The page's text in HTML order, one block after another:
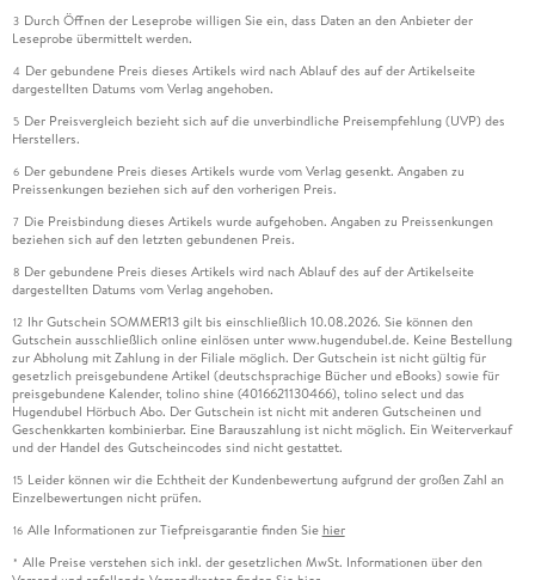
3 Durch Öffnen der Leseprobe willigen Sie ein, dass Daten an den Anbieter der
Leseprobe übermittelt werden.
4 Der gebundene Preis dieses Artikels wird nach Ablauf des auf der Artikelseite
dargestellten Datums vom Verlag angehoben.
5 Der Preisvergleich bezieht sich auf die unverbindliche Preisempfehlung (UVP) des
Herstellers.
6 Der gebundene Preis dieses Artikels wurde vom Verlag gesenkt. Angaben zu
Preissenkungen beziehen sich auf den vorherigen Preis.
7 Die Preisbindung dieses Artikels wurde aufgehoben. Angaben zu Preissenkungen
beziehen sich auf den letzten gebundenen Preis.
8 Der gebundene Preis dieses Artikels wird nach Ablauf des auf der Artikelseite
dargestellten Datums vom Verlag angehoben.
12 Ihr Gutschein SOMMER13 gilt bis einschließlich 10.08.2026. Sie können den
Gutschein ausschließlich online einlösen unter www.hugendubel.de. Keine Bestellung
zur Abholung mit Zahlung in der Filiale möglich. Der Gutschein ist nicht gültig für
gesetzlich preisgebundene Artikel (deutschsprachige Bücher und eBooks) sowie für
preisgebundene Kalender, tolino shine (4016621130466), tolino select und das
Hugendubel Hörbuch Abo. Der Gutschein ist nicht mit anderen Gutscheinen und
Geschenkkarten kombinierbar. Eine Barauszahlung ist nicht möglich. Ein Weiterverkauf
und der Handel des Gutscheincodes sind nicht gestattet.
15 Leider können wir die Echtheit der Kundenbewertung aufgrund der großen Zahl an
Einzelbewertungen nicht prüfen.
16 Alle Informationen zur Tiefpreisgarantie finden Sie hier
* Alle Preise verstehen sich inkl. der gesetzlichen MwSt. Informationen über den